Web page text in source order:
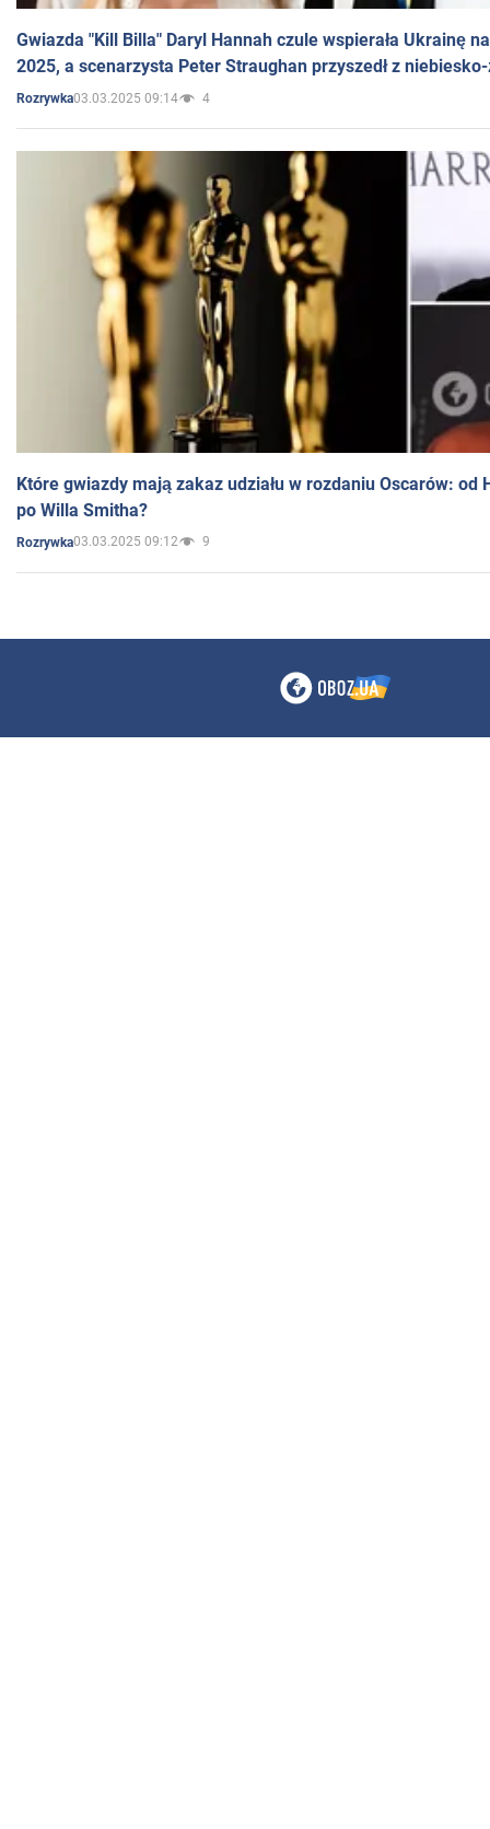
Gwiazda "Kill Billa" Daryl Hannah czule wspierała Ukrainę
2025, a scenarzysta Peter Straughan przyszedł z
Rozrywka03.03.2025 09:14 4
Które gwiazdy mają zakaz udziału w rozdaniu Oscarów: od
po Willa Smitha?
Rozrywka03.03.2025 09:12 9